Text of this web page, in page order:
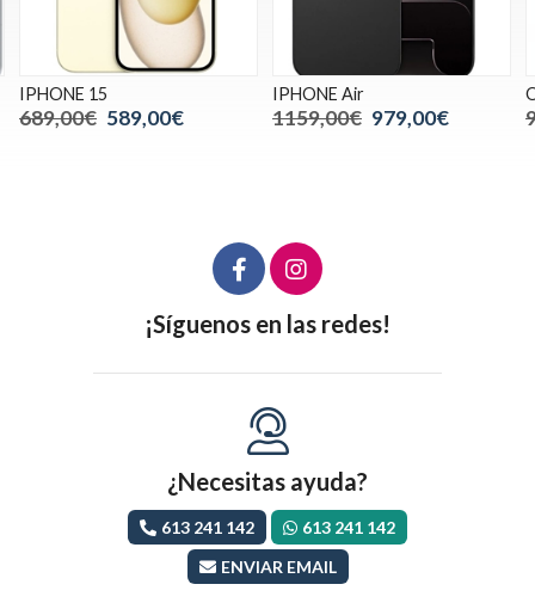
IPHONE 15
689,00€ 589,00€
IPHONE Air
1159,00€ 979,00€
¡Síguenos en las redes!
¿Necesitas ayuda?
613 241 142
613 241 142
ENVIAR EMAIL